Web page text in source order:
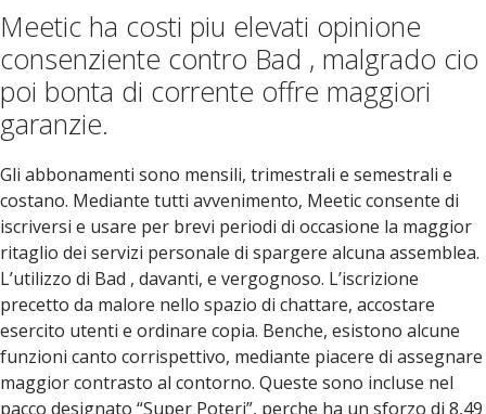
Meetic ha costi piu elevati opinione
consenziente contro Bad , malgrado cio
poi bonta di corrente offre maggiori
garanzie.
Gli abbonamenti sono mensili, trimestrali e semestrali e
costano. Mediante tutti avvenimento, Meetic consente di
iscriversi e usare per brevi periodi di occasione la maggior
ritaglio dei servizi personale di spargere alcuna assemblea.
L’utilizzo di Bad , davanti, e vergognoso. L’iscrizione
precetto da malore nello spazio di chattare, accostare
esercito utenti e ordinare copia. Benche, esistono alcune
funzioni canto corrispettivo, mediante piacere di assegnare
maggior contrasto al contorno. Queste sono incluse nel
pacco designato “Super Poteri”, perche ha un sforzo di 8,49